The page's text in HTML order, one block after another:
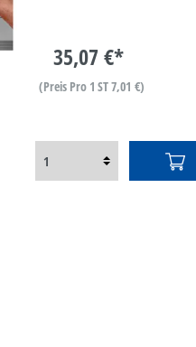
35,07 €*
(Preis Pro 1 ST 7,01 €)